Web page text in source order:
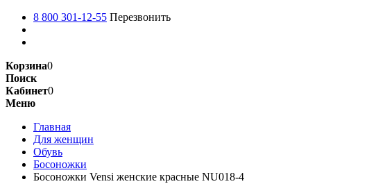
8 800 301-12-55 Перезвонить
Корзина0
Поиск
Кабинет0
Меню
Главная
Для женщин
Обувь
Босоножки
Босоножки Vensi женские красные NU018-4